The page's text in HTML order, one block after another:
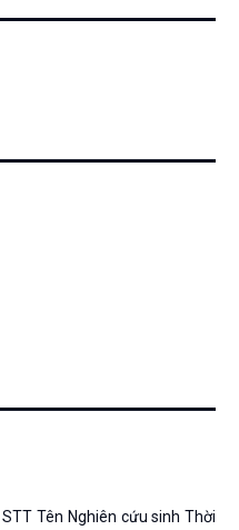
STT Tên Nghiên cứu sinh Thời